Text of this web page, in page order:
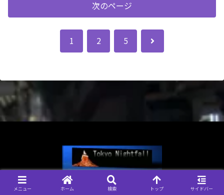
次のページ
1 2 5
次
© 2004-2026 Tokyo Nightfall, 管理人 なおきち.
メニュー ホーム 検索 トップ サイドバー